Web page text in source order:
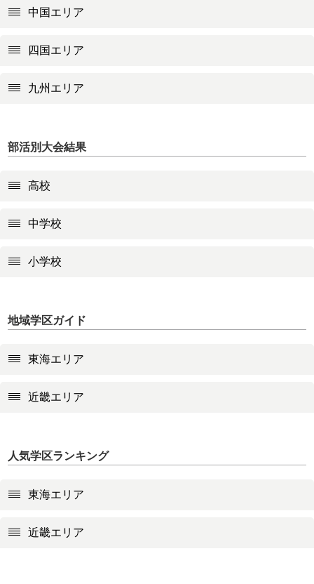
中国エリア
四国エリア
九州エリア
部活別大会結果
高校
中学校
小学校
地域学区ガイド
東海エリア
近畿エリア
人気学区ランキング
東海エリア
近畿エリア